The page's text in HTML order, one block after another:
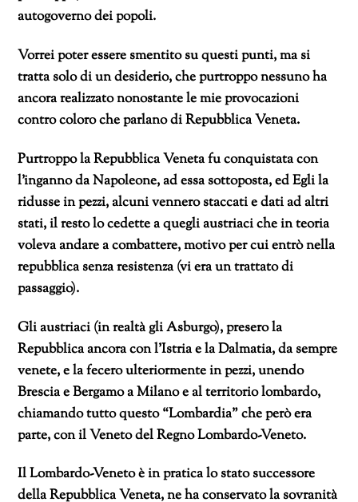
autogoverno dei popoli.
Vorrei poter essere smentito su questi punti, ma si
tratta solo di un desiderio, che purtroppo nessuno ha
ancora realizzato nonostante le mie provocazioni
contro coloro che parlano di Repubblica Veneta.
Purtroppo la Repubblica Veneta fu conquistata con
l’inganno da Napoleone, ad essa sottoposta, ed Egli la
ridusse in pezzi, alcuni vennero staccati e dati ad altri
stati, il resto lo cedette a quegli austriaci che in teoria
voleva andare a combattere, motivo per cui entrò nella
repubblica senza resistenza (vi era un trattato di
passaggio).
Gli austriaci (in realtà gli Asburgo), presero la
Repubblica ancora con l’Istria e la Dalmatia, da sempre
venete, e la fecero ulteriormente in pezzi, unendo
Brescia e Bergamo a Milano e al territorio lombardo,
chiamando tutto questo “Lombardia” che però era
parte, con il Veneto del Regno Lombardo-Veneto.
Il Lombardo-Veneto è in pratica lo stato successore
della Repubblica Veneta, ne ha conservato la sovranità